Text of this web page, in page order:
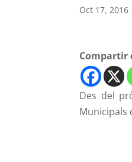
Oct 17, 2016
Compartir
Des del
Municipals